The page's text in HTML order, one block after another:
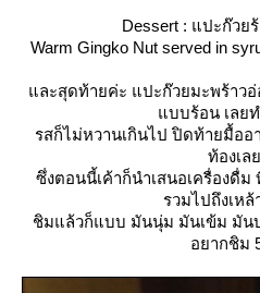
Dessert : แปะก๊วย
Warm Gingko Nut served in
ละสุดท้ายค่ะ แปะก๊วยมะพร้าวอ่
บบร้อน เลย
รสก็ไม่หวานเกินไป ปิดท้ายมื้อ
ท้องเล
ซึ่งตอนนี้เค้าก็นำเสนอเครื่องดื่
รวมไปถึงเห
ชิมแล้วก็แบบ มันนุ่ม มันเข้ม มัน
อยากชิม